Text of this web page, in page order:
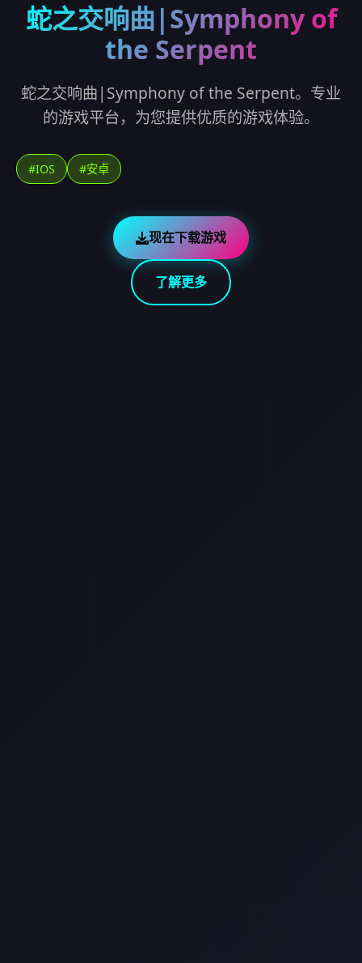
蛇之交响曲|Symphony of
the Serpent
蛇之交响曲|Symphony of the Serpent。专业
的游戏平台，为您提供优质的游戏体验。
#IOS #安卓
现在下载游戏
了解更多